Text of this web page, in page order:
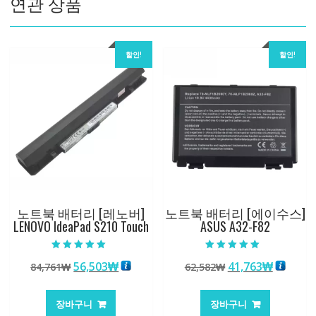
할인!
노트북 배터리 [레노버]
LENOVO IdeaPad S210 Touch
5.00
로 평가됨
84,761₩원
가
격:
56,503₩현
장바구니
할인!
노트북 배터리 [에이수스]
ASUS A32-F82
5.00
로 평가됨
62,582₩ 원
가
격:
41,763₩현
장바구니